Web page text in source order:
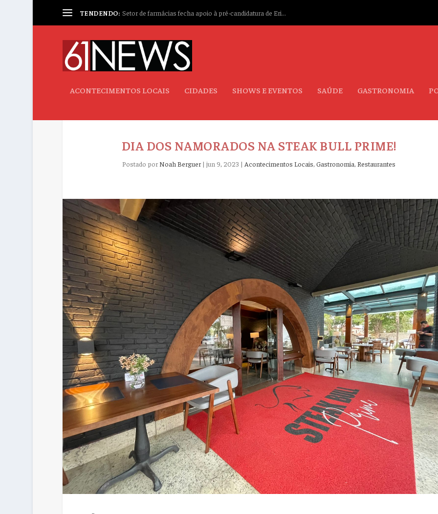
TENDENDO: Setor de farmácias fecha apoio à pré-candidatura de Eri...
ACONTECIMENTOS LOCAIS CIDADES SHOWS E EVENTOS SAÚDE GASTRONOMIA
DIA DOS NAMORADOS NA STEAK BULL PRIME!
Postado por Noah Berguer|jun 9, 2023 | Acontecimentos Locais,Gastronomia,Restaurantes